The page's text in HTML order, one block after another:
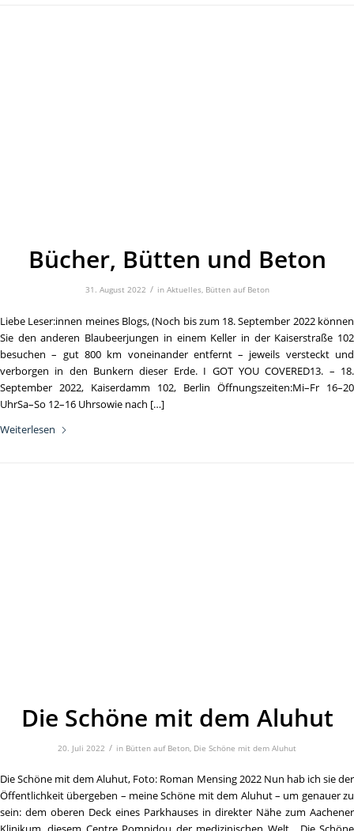
Bücher, Bütten und Beton
31. August 2022 / in Aktuelles, Bütten auf Beton
Liebe Leser:innen meines Blogs, (Noch bis zum 18. September 2022 können
Sie den anderen Blaubeerjungen in einem Keller in der Kaiserstraße 102
besuchen – gut 800 km voneinander entfernt – jeweils versteckt und
verborgen in den Bunkern dieser Erde. I GOT YOU COVERED13. – 18.
September 2022, Kaiserdamm 102, Berlin Öffnungszeiten:Mi–Fr 16–20
UhrSa–So 12–16 Uhrsowie nach […]
Weiterlesen
Die Schöne mit dem Aluhut
20. Juli 2022 / in Bütten auf Beton Die Schöne mit dem Aluhut
Die Schöne mit dem Aluhut, Foto: Roman Mensing 2022 Nun hab ich sie der
Öffentlichkeit übergeben – meine Schöne mit dem Aluhut – um genauer zu
sein: dem oberen Deck eines Parkhauses in direkter Nähe zum Aachener